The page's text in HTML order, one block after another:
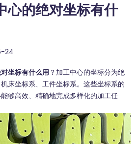
心的绝对坐标有什
24
坐标有什么用 ？加工中心的坐标分为绝
床坐标系、工件坐标系。这些坐标系的
够高效、精确地完成多样化的加工任